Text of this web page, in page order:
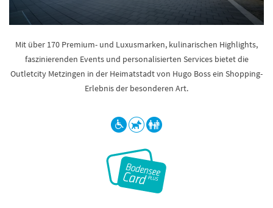
Mit über 170 Premium- und Luxusmarken, kulinarischen Highlights,
faszinierenden Events und personalisierten Services bietet die
Outletcity Metzingen in der Heimatstadt von Hugo Boss ein Shopping-
Erlebnis der besonderen Art.